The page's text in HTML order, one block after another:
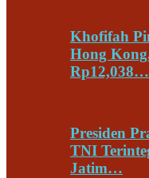
Khofifah
Hong
Rp12,038…
Presiden
TNI
Jatim…